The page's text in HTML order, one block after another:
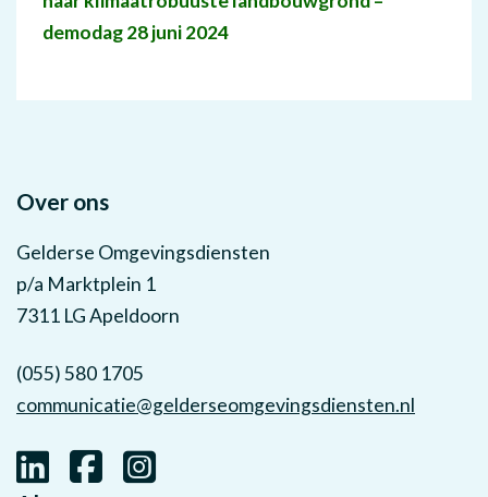
demodag 28 juni 2024
Over ons
Gelderse Omgevingsdiensten
p/a Marktplein 1
7311 LG Apeldoorn
(055) 580 1705
communicatie@gelderseomgevingsdiensten.nl